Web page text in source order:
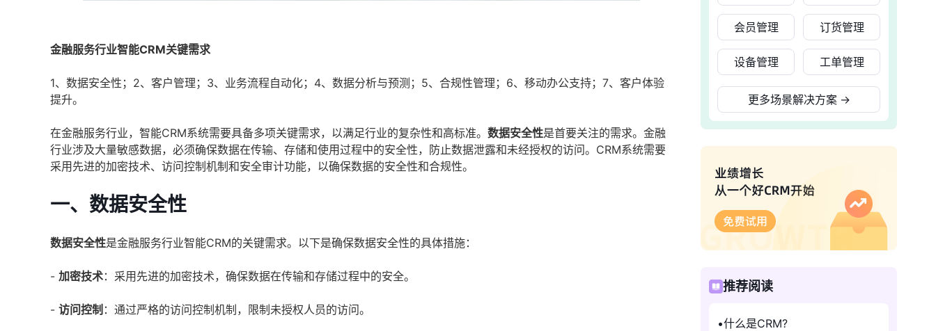
金融服务行业智能CRM关键需求
1、数据安全性；2、客户管理；3、业务流程自动化；4、数据分析与预测；5、合规性管理；6、移动办公支持；7、客户体验
提升。
在金融服务行业，智能CRM系统需要具备多项关键需求，以满足行业的复杂性和高标准。 数据安全性是首要关注的需求。金融
行业涉及大量敏感数据，必须确保数据在传输、存储和使用过程中的安全性，防止数据泄露和未经授权的访问。CRM系统需要
采用先进的加密技术、访问控制机制和安全审计功能，以确保数据的安全性和合规性。
一、数据安全性
数据安全性是金融服务行业智能CRM的关键需求。以下是确保数据安全性的具体措施：
- 加密技术：采用先进的加密技术，确保数据在传输和存储过程中的安全。
- 访问控制 ：通过严格的访问控制机制，限制未授权人员的访问。
会员管理 订货管理
设备管理 工单管理
更多场景解决方案 →
推荐阅读
什么是CRM?